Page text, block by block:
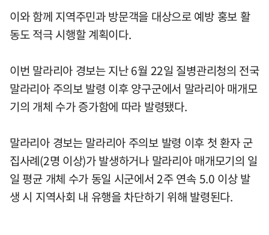
이와 함께 지역주민과 방문객을 대상으로 예방 홍보 활
동도 적극 시행할 계획이다.
이번 말라리아 경보는 지난 6월 22일 질병관리청의 전국
말라리아 주의보 발령 이후 양구군에서 말라리아 매개모
기의 개체 수가 증가함에 따라 발령됐다.
말라리아 경보는 말라리아 주의보 발령 이후 첫 환자 군
집사례(2명 이상)가 발생하거나 말라리아 매개모기의 일
일 평균 개체 수가 동일 시군에서 2주 연속 5.0 이상 발
생 시 지역사회 내 유행을 차단하기 위해 발령된다.